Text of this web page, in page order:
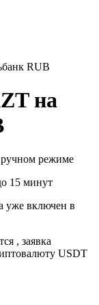
RUB
на
ручном режиме
15 минут
уже включен в
, заявка
USDT